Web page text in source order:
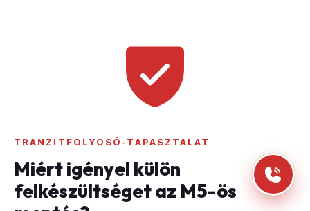
TRANZITFOLYOSÓ-TAPASZTALAT
Miért igényel külön
felkészültséget az M5-ös